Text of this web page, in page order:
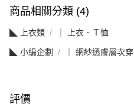
商品相關分類 (4)
◣ 上衣類 ｜ 上衣．Ｔ恤
◣ 小編企劃 ｜ 網紗透膚層次穿
評價